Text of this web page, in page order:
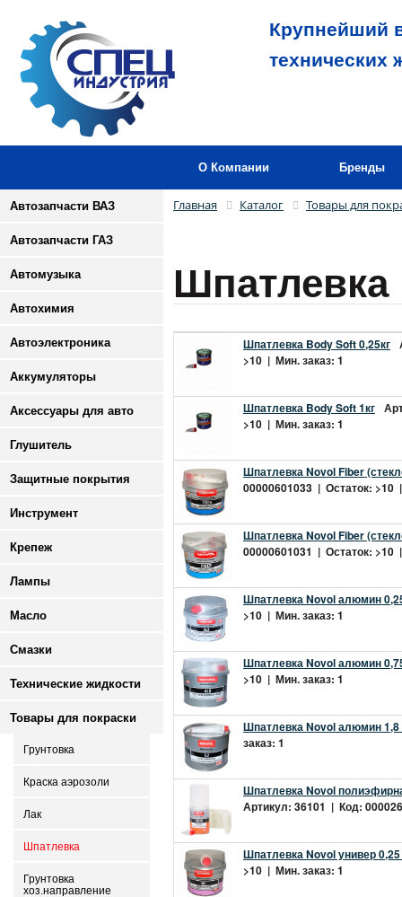
Крупнейший
технических
О Компании Бренды
Автозапчасти ВАЗ
Автозапчасти ГАЗ
Автомузыка
Автохимия
Автоэлектроника
Аккумуляторы
Аксессуары для авто
Глушитель
Защитные покрытия
Инструмент
Крепеж
Лампы
Масло
Смазки
Технические жидкости
Товары для покраски
Грунтовка
Краска аэрозоли
Лак
Шпатлевка
Грунтовка
хоз.направление
Главная Каталог Товары для
Шпатлевка
Шпатлевка Body Soft 0,25кг
>10 | Мин. заказ: 1
Шпатлевка Body Soft 1кг
>10 | Мин. заказ: 1
Шпатлевка Novol Fiber
00000601033 | Остаток: >10
Шпатлевка Novol Fiber
00000601031 | Остаток: >10
Шпатлевка Novol алюмин
>10 | Мин. заказ: 1
Шпатлевка Novol алюмин
>10 | Мин. заказ: 1
Шпатлевка Novol алюмин 1,8
заказ: 1
Шпатлевка Novol
Артикул: 36101 | Код:
Шпатлевка Novol универ 0,25
>10 | Мин. заказ: 1